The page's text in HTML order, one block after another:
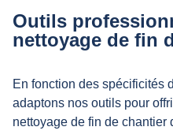
Outils
nettoyage de fin
En fonction des spécificités
adaptons nos outils pour
nettoyage de fin de chantier